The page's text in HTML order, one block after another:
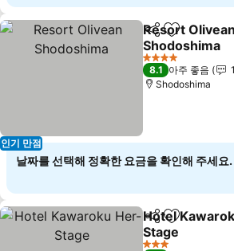
인기 만점
공유 즐겨찾기에
Resort Olivean
Shodoshima
요금 보기
4 성급
8.1 아주 좋음
Shodoshima
날짜를 선택해 정확한 요금을 확인해 주세요.
공유 즐겨찾기
Hotel
Stage